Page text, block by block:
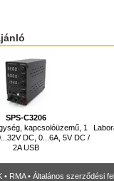
SPS-C3206
kapcsolóüzemű, 1
DC, 0...6A, 5V DC /
2A USB
• RMA• Általános szerződési